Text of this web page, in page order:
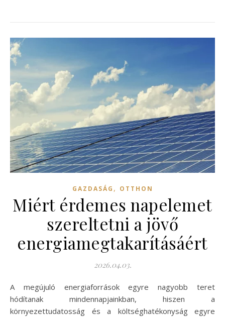
GAZDASÁG , OTTHON
Miért érdemes napelemet
szereltetni a jövő
energiamegtakarításáért
2026.04.03.
A megújuló energiaforrások egyre nagyobb teret
hódítanak mindennapjainkban, hiszen a
környezettudatosság és a költséghatékonyság egyre